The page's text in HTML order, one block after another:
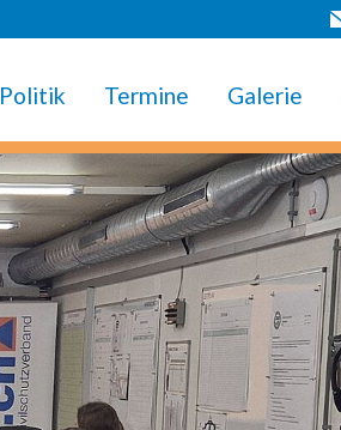
Politik Termine Galerie